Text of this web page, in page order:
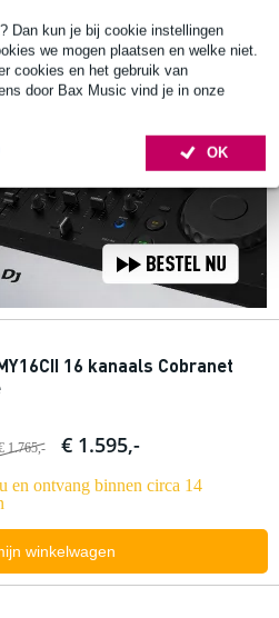
Dan kun je bij cookie instellingen
we mogen plaatsen en welke niet.
cookies en het gebruik van
door Bax Music vind je in onze
OK
16 kanaals Cobranet
1.765,- € 1.595,-
en ontvang binnen circa 14
winkelwagen